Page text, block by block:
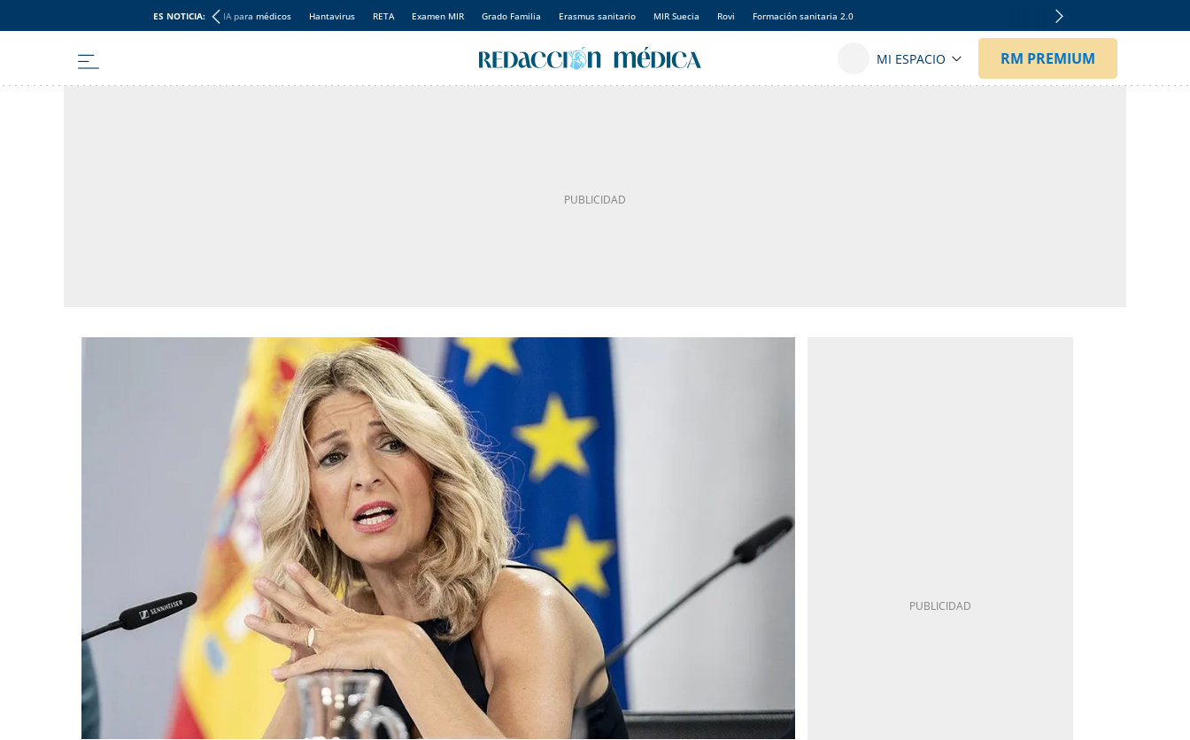
ES NOTICIA: IA para médicos Hantavirus RETA Examen MIR Grado Familia Erasmus sanitario MIR Suecia Rovi Formación sanitaria 2.0